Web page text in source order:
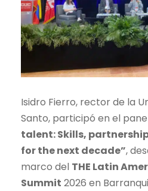
Isidro Fierro, rector de la
Santo, participó en el
talent: Skills,
for the next decade”,
marco del THE Latin
Summit 2026 en